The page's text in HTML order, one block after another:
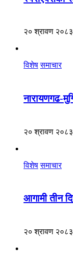
२० श्रावण
विशेष समाचार
नारायणगढ-
२० श्रावण
विशेष समाचार
आगामी तीन
२० श्रावण